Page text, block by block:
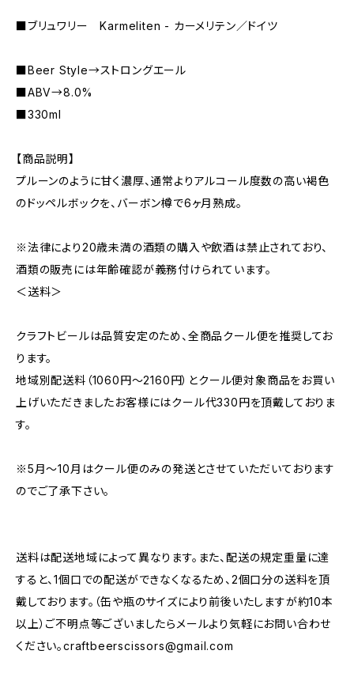
■ブリュワリー Karmeliten - カーメリテン／ドイツ
■Beer Style→ストロングエール
■ABV→8.0%
■330ml
【商品説明】
プルーンのように甘く濃厚、通常よりアルコール度数の高い褐色
のドッペルボックを、バーボン樽で6ヶ月熟成。
※法律により20歳未満の酒類の購入や飲酒は禁止されており、
酒類の販売には年齢確認が義務付けられています。
＜送料＞
クラフトビールは品質安定のため、全商品クール便を推奨してお
ります。
地域別配送料（1060円～2160円）とクール便対象商品をお買い
上げいただきましたお客様にはクール代330円を頂戴しておりま
す。
※5月～10月はクール便のみの発送とさせていただいております
のでご了承下さい。
送料は配送地域によって異なります。また、配送の規定重量に達
すると、1個口での配送ができなくなるため、2個口分の送料を頂
戴しております。（缶や瓶のサイズにより前後いたしますが約10本
以上）ご不明点等ございましたらメールより気軽にお問い合わせ
ください。craftbeerscissors@gmail.com